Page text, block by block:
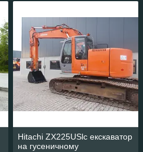
Hitachi ZX225USlc екскаватор
на гусеничному